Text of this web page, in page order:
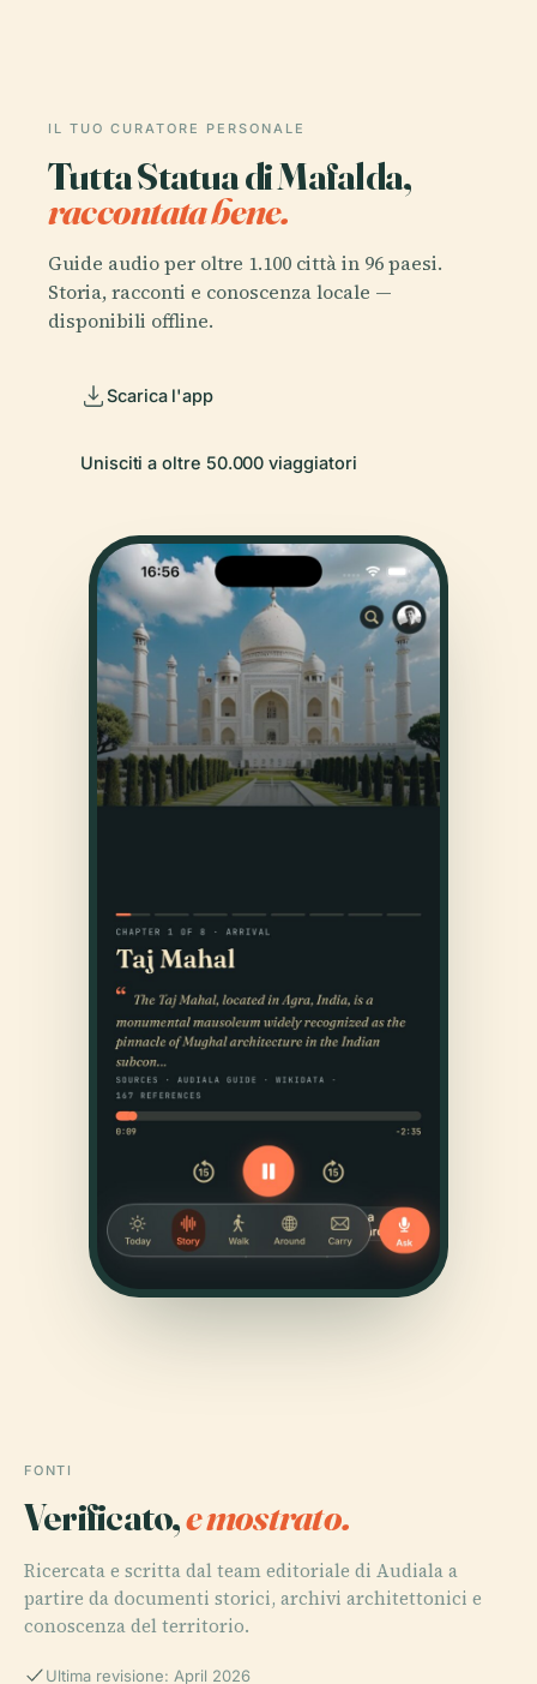
IL TUO CURATORE PERSONALE
Tutta Statua di Mafalda,
raccontata bene.
Guide audio per oltre 1.100 città in 96 paesi.
Storia, racconti e conoscenza locale —
disponibili offline.
Scarica l'app
Unisciti a oltre 50.000 viaggiatori
FONTI
Verificato,e mostrato.
Ricercata e scritta dal team editoriale di Audiala a
partire da documenti storici, archivi architettonici e
conoscenza del territorio.
Ultima revisione: April 2026